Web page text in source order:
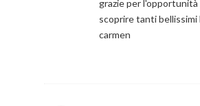
grazie per l'opportunità
scoprire tanti bellissimi
carmen